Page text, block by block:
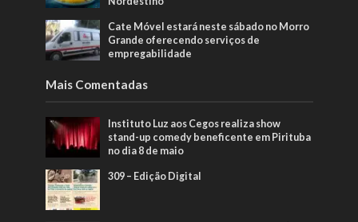
Cate Móvel estará neste sábado no Morro
Grande oferecendo serviços de
empregabilidade
Mais Comentadas
Instituto Luz aos Cegos realiza show
stand-up comedy beneficente em Pirituba
no dia 8 de maio
309 – Edição Digital